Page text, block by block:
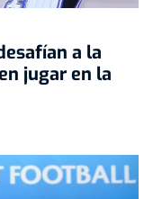
a la
jugar en la